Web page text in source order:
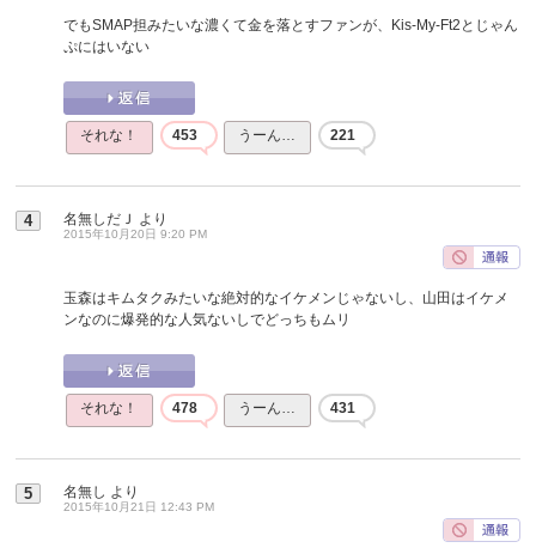
でもSMAP担みたいな濃くて金を落とすファンが、Kis-My-Ft2とじゃん
ぷにはいない
それな！ 453 うーん… 221
4 名無しだＪ より
2015年10月20日 9:20 PM
玉森はキムタクみたいな絶対的なイケメンじゃないし、山田はイケメ
ンなのに爆発的な人気ないしでどっちもムリ
それな！ 478 うーん… 431
5 名無し より
2015年10月21日 12:43 PM